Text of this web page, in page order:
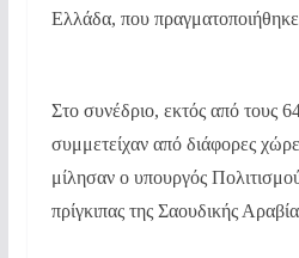
Ελλάδα, που
Στο συνέδριο, εκτός από τους
συμμετείχαν από διάφορες
μίλησαν ο υπουργός
πρίγκιπας της Σαουδικής